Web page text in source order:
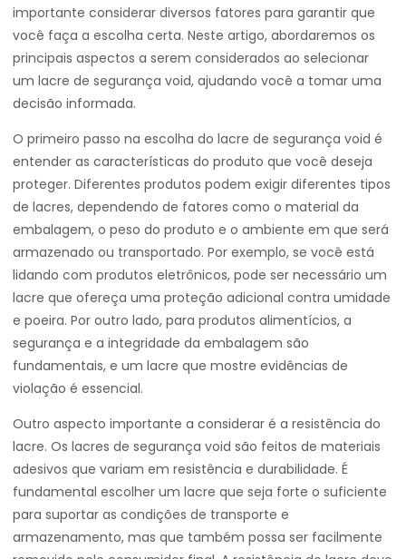
importante considerar diversos fatores para garantir que
você faça a escolha certa. Neste artigo, abordaremos os
principais aspectos a serem considerados ao selecionar
um lacre de segurança void, ajudando você a tomar uma
decisão informada.
O primeiro passo na escolha do lacre de segurança void é
entender as características do produto que você deseja
proteger. Diferentes produtos podem exigir diferentes tipos
de lacres, dependendo de fatores como o material da
embalagem, o peso do produto e o ambiente em que será
armazenado ou transportado. Por exemplo, se você está
lidando com produtos eletrônicos, pode ser necessário um
lacre que ofereça uma proteção adicional contra umidade
e poeira. Por outro lado, para produtos alimentícios, a
segurança e a integridade da embalagem são
fundamentais, e um lacre que mostre evidências de
violação é essencial.
Outro aspecto importante a considerar é a resistência do
lacre. Os lacres de segurança void são feitos de materiais
adesivos que variam em resistência e durabilidade. É
fundamental escolher um lacre que seja forte o suficiente
para suportar as condições de transporte e
armazenamento, mas que também possa ser facilmente